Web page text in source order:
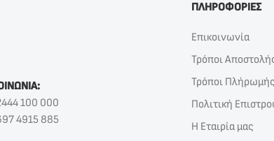
100 000
4915 885
ΠΛΗΡΟΦΟΡΙΕΣ
Επικοινωνία
Τρόποι
Τρόποι Πλήρωμής
Πολιτική
Η Εταιρία μας